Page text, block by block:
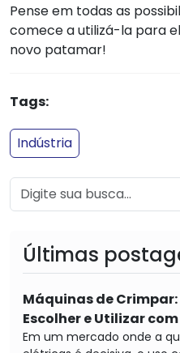
Pense em todas as
comece a utilizá-la para
novo patamar!
Tags:
Indústria
Últimas
Máquinas de
Escolher e Utilizar
Em um mercado onde a